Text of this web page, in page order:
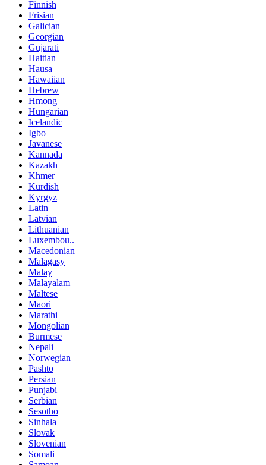
Finnish
Frisian
Galician
Georgian
Gujarati
Haitian
Hausa
Hawaiian
Hebrew
Hmong
Hungarian
Icelandic
Igbo
Javanese
Kannada
Kazakh
Khmer
Kurdish
Kyrgyz
Latin
Latvian
Lithuanian
Luxembou..
Macedonian
Malagasy
Malay
Malayalam
Maltese
Maori
Marathi
Mongolian
Burmese
Nepali
Norwegian
Pashto
Persian
Punjabi
Serbian
Sesotho
Sinhala
Slovak
Slovenian
Somali